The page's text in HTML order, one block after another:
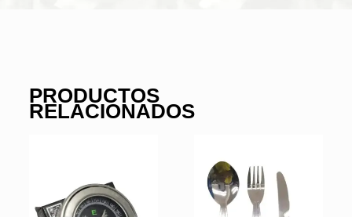
PRODUCTOS
RELACIONADOS